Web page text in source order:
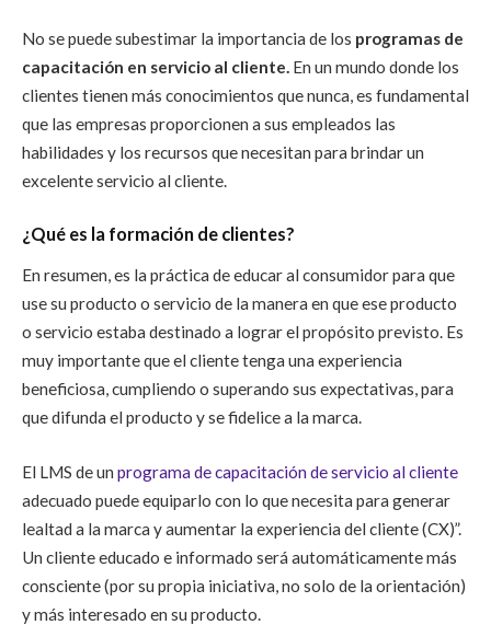
No se puede subestimar la importancia de los programas de
capacitación en servicio al cliente. En un mundo donde los
clientes tienen más conocimientos que nunca, es fundamental
que las empresas proporcionen a sus empleados las
habilidades y los recursos que necesitan para brindar un
excelente servicio al cliente.
¿Qué es la formación de clientes?
En resumen, es la práctica de educar al consumidor para que
use su producto o servicio de la manera en que ese producto
o servicio estaba destinado a lograr el propósito previsto. Es
muy importante que el cliente tenga una experiencia
beneficiosa, cumpliendo o superando sus expectativas, para
que difunda el producto y se fidelice a la marca.
El LMS de un programa de capacitación de servicio al cliente
adecuado puede equiparlo con lo que necesita para generar
lealtad a la marca y aumentar la experiencia del cliente (CX)”.
Un cliente educado e informado será automáticamente más
consciente (por su propia iniciativa, no solo de la orientación)
y más interesado en su producto.